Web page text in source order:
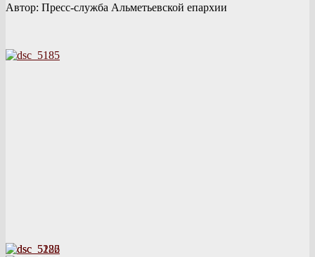
Автор: Пресс-служба Альметьевской епархии